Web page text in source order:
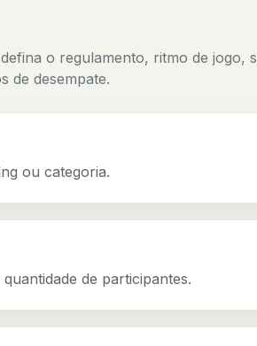
o regulamento, ritmo de jogo,
de desempate.
ou categoria.
de participantes.